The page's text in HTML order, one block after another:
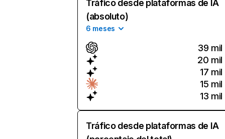
Tráfico desde plataformas de IA
(absoluto)
6 meses
39 mil
20 mil
17 mil
15 mil
13 mil
Tráfico desde plataformas de IA